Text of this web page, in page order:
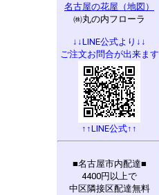
名古屋の花屋（地図）
㈱丸の内フローラ
↓↓LINE公式より↓↓
ご注文お問合が出来ます
↑↑LINE公式↑↑
■名古屋市内配達■
4400円以上で
中区隣接区配達無料